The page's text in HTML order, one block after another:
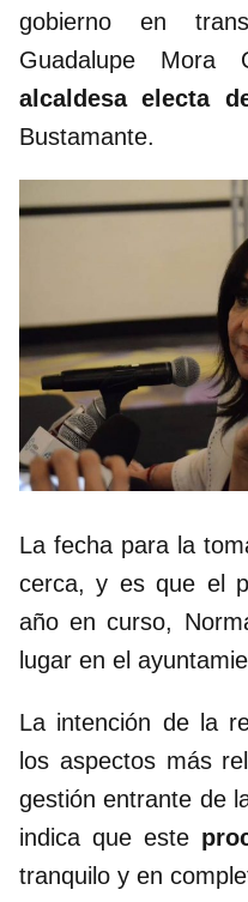
gobierno en
Guadalupe
alcaldesa electa
Bustamante.
La fecha para la
cerca, y es que el
año en curso,
lugar en el
La intención de la
los aspectos más
gestión entrante de
indica que este
tranquilo y en